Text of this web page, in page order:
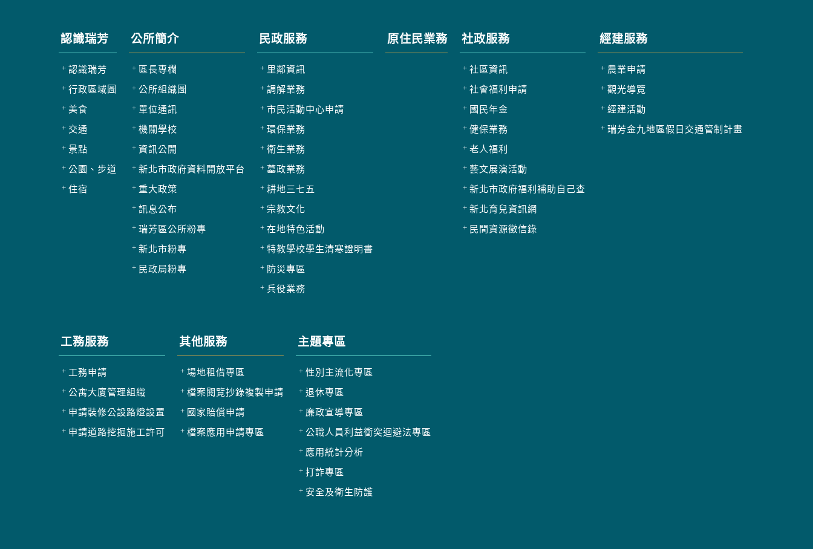
認識瑞芳
認識瑞芳
行政區域圖
美食
交通
景點
公園、步道
住宿
公所簡介
區長專欄
公所組織圖
單位通訊
機關學校
資訊公開
新北市政府資料開放平台
重大政策
訊息公布
瑞芳區公所粉專
新北市粉專
民政局粉專
民政服務
里鄰資訊
調解業務
市民活動中心申請
環保業務
衛生業務
墓政業務
耕地三七五
宗教文化
在地特色活動
特教學校學生清寒證明書
防災專區
兵役業務
原住民業務 社政服務
社區資訊
社會福利申請
國民年金
健保業務
老人福利
藝文展演活動
新北市政府福利補助自己查
新北育兒資訊網
民間資源徵信錄
經建服務
農業申請
觀光導覽
經建活動
瑞芳金九地區假日交通管制計畫
工務服務
工務申請
公寓大廈管理組織
申請裝修公設路燈設置
申請道路挖掘施工許可
其他服務
場地租借專區
檔案閱覽抄錄複製申請
國家賠償申請
檔案應用申請專區
主題專區
性別主流化專區
退休專區
廉政宣導專區
公職人員利益衝突迴避法專區
應用統計分析
打詐專區
安全及衛生防護